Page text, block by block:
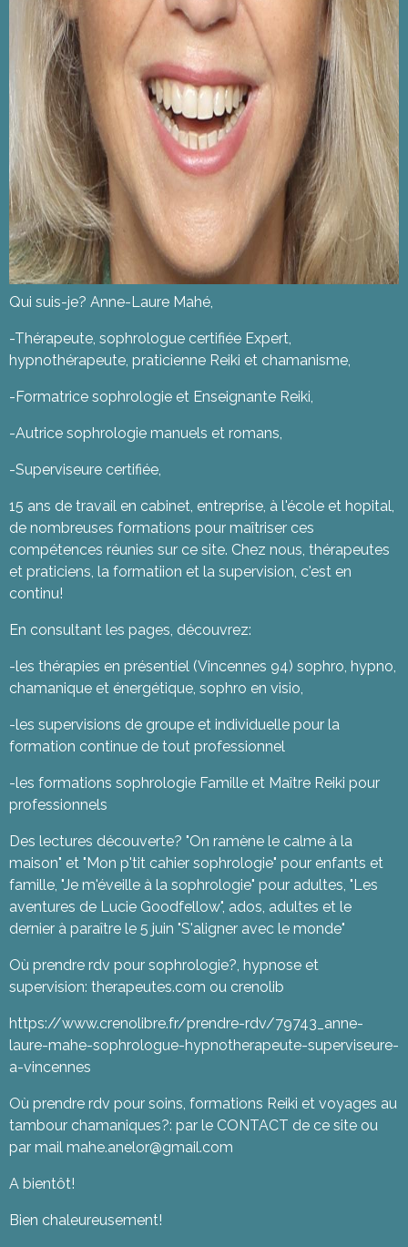
Qui suis-je? Anne-Laure Mahé,
-Thérapeute, sophrologue certifiée Expert,
hypnothérapeute, praticienne Reiki et chamanisme,
-Formatrice sophrologie et Enseignante Reiki,
-Autrice sophrologie manuels et romans,
-Superviseure certifiée,
15 ans de travail en cabinet, entreprise, à l'école et hopital,
de nombreuses formations pour maîtriser ces
compétences réunies sur ce site. Chez nous, thérapeutes
et praticiens, la formatiion et la supervision, c'est en
continu!
En consultant les pages, découvrez:
-les thérapies en présentiel (Vincennes 94) sophro, hypno,
chamanique et énergétique, sophro en visio,
-les supervisions de groupe et individuelle pour la
formation continue de tout professionnel
-les formations sophrologie Famille et Maître Reiki pour
professionnels
Des lectures découverte? "On ramène le calme à la
maison" et "Mon p'tit cahier sophrologie" pour enfants et
famille, "Je m'éveille à la sophrologie" pour adultes, "Les
aventures de Lucie Goodfellow", ados, adultes et le
dernier à paraître le 5 juin "S'aligner avec le monde"
Où prendre rdv pour sophrologie?, hypnose et
supervision: therapeutes.com ou crenolib
https://www.crenolibre.fr/prendre-rdv/79743_anne-
laure-mahe-sophrologue-hypnotherapeute-superviseure-
a-vincennes
Où prendre rdv pour soins, formations Reiki et voyages au
tambour chamaniques?: par le CONTACT de ce site ou
par mail mahe.anelor@gmail.com
A bientôt!
Bien chaleureusement!